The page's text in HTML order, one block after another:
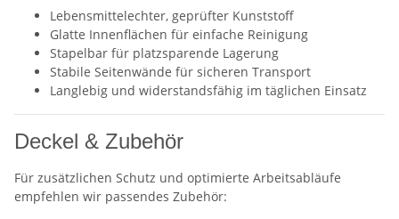
Lebensmittelechter, geprüfter Kunststoff
Glatte Innenflächen für einfache Reinigung
Stapelbar für platzsparende Lagerung
Stabile Seitenwände für sicheren Transport
Langlebig und widerstandsfähig im täglichen Einsatz
Deckel & Zubehör
Für zusätzlichen Schutz und optimierte Arbeitsabläufe
empfehlen wir passendes Zubehör: